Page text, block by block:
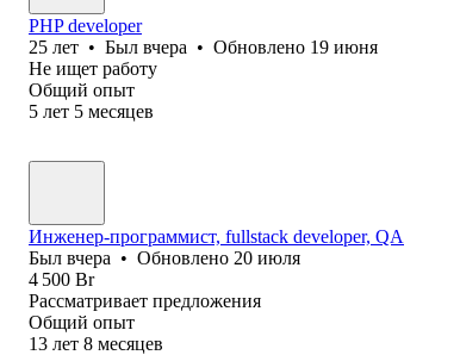
PHP developer
25 лет • Был вчера • Обновлено 19 июня
Не ищет работу
Общий опыт
5 лет 5 месяцев
Инженер-программист, fullstack developer, QA
Был вчера • Обновлено 20 июля
4 500 Br
Рассматривает предложения
Общий опыт
13 лет 8 месяцев